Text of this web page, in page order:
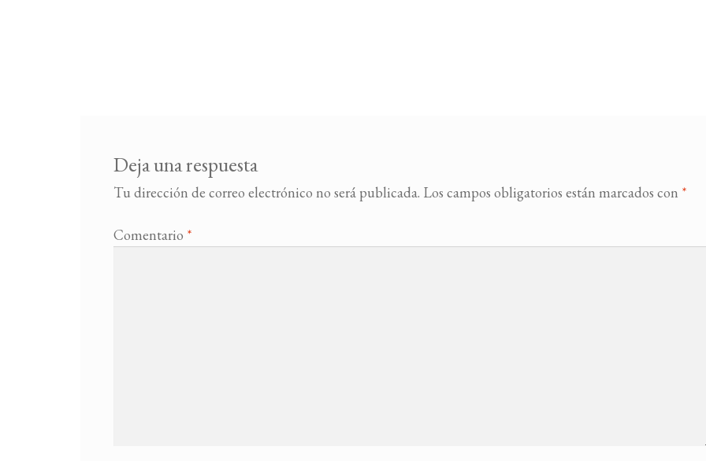
Deja una respuesta
Tu dirección de correo electrónico no será publicada. Los campos obligatorios están marcados con *
Comentario *